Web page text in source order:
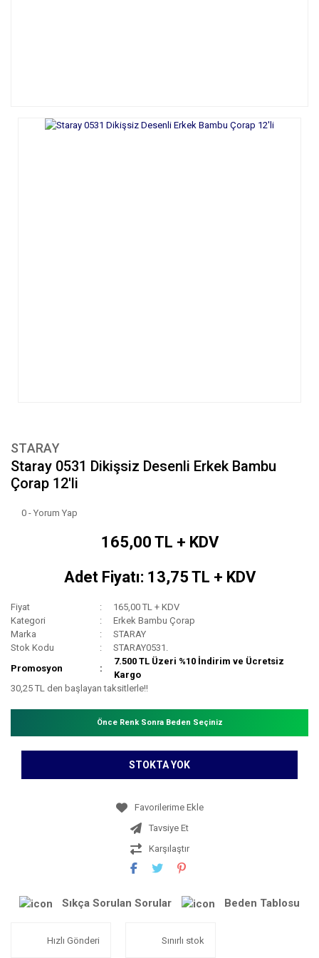
STARAY
Staray 0531 Dikişsiz Desenli Erkek Bambu
Çorap 12'li
0 - Yorum Yap
165,00 TL + KDV
Adet Fiyatı: 13,75 TL + KDV
Fiyat
165,00 TL + KDV
Kategori
Erkek Bambu Çorap
Marka
STARAY
Stok Kodu
STARAY0531.
Promosyon
7.500 TL Üzeri %10 İndirim ve Ücretsiz
Kargo
30,25 TL den başlayan taksitlerle!!
Önce Renk Sonra Beden Seçiniz
STOKTA YOK
Tavsiye Et
Karşılaştır
Sıkça Sorulan Sorular Beden Tablosu
Hızlı Gönderi Sınırlı stok